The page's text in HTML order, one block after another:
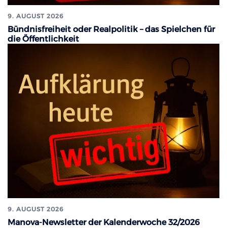
9. AUGUST 2026
Bündnisfreiheit oder Realpolitik – das Spielchen für
die Öffentlichkeit
9. AUGUST 2026
Manova-Newsletter der Kalenderwoche 32/2026